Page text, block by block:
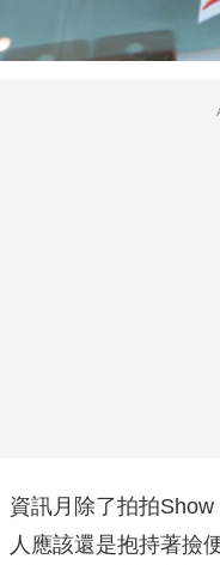
資訊月除了拍拍
人應該還是抱持著撿